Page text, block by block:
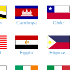
Camboya Chile
Egipto Filipinas